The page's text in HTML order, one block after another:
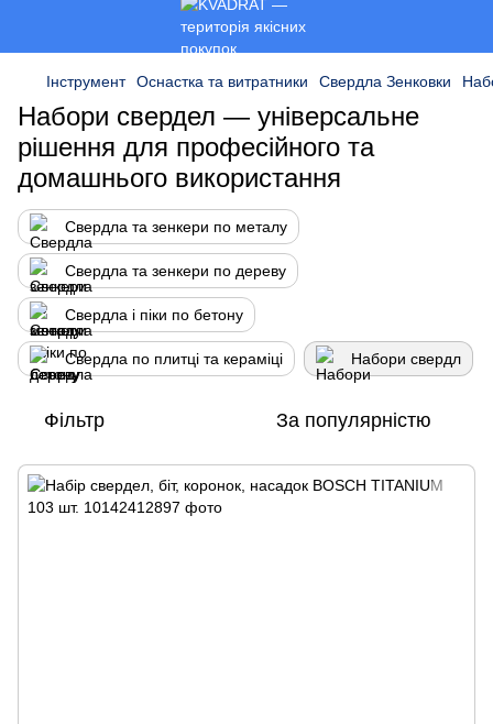
Інструмент Оснастка та витратники Свердла Зенковки
Набори свердел — універсальне
рішення для професійного та
домашнього використання
Свердла та зенкери по металу
Свердла та зенкери по дереву
Свердла і піки по бетону
Свердла по плитці та кераміці Набори свердл
Фільтр За популярністю